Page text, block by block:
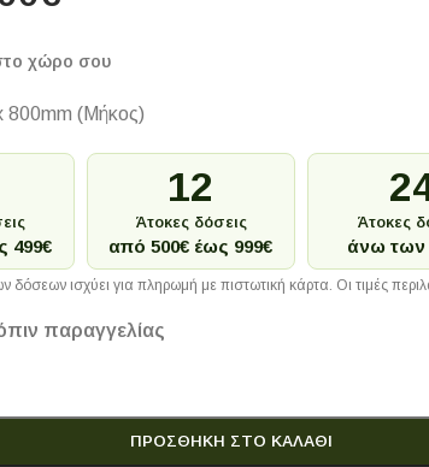
χώρο σου
800mm (Μήκος)
499€
12
Άτοκες δόσεις
από 500€ έως 999€
Άτοκες
άνω των
δόσεων ισχύει για πληρωμή με πιστωτική κάρτα. Οι τιμές
παραγγελίας
ΠΡΟΣΘΉΚΗ ΣΤΟ ΚΑΛΆΘΙ